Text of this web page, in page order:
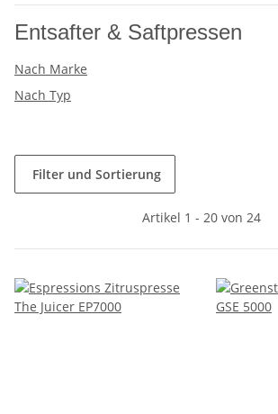
Entsafter & Saftpressen
Nach Marke
Nach Typ
Filter und Sortierung
Artikel 1 - 20 von 24